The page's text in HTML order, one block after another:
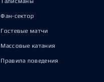
Фан-сектор
Гостевые матчи
Массовые катания
Правила поведения